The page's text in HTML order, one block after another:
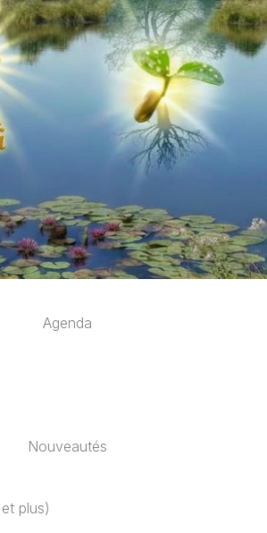
Agenda
Nouveautés
plus)